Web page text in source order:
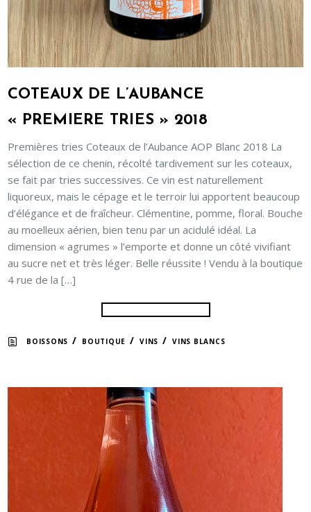
COTEAUX DE L’AUBANCE
« PREMIERE TRIES » 2018
Premières tries Coteaux de l’Aubance AOP Blanc 2018 La
sélection de ce chenin, récolté tardivement sur les coteaux,
se fait par tries successives. Ce vin est naturellement
liquoreux, mais le cépage et le terroir lui apportent beaucoup
d’élégance et de fraîcheur. Clémentine, pomme, floral. Bouche
au moelleux aérien, bien tenu par un acidulé idéal. La
dimension « agrumes » l’emporte et donne un côté vivifiant
au sucre net et très léger. Belle réussite ! Vendu à la boutique
4 rue de la […]
BOISSONS / BOUTIQUE /VINS /VINS BLANCS